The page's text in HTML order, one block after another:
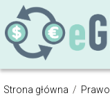
Strona główna / Prawo